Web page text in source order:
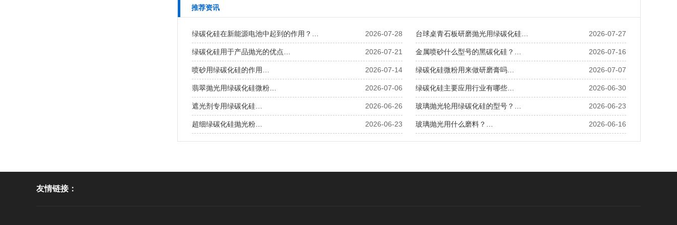
推荐资讯
2026-07-28
绿碳化硅在新能源电池中起到的作用？… 2026-07-27
台球桌青石板研磨抛光用绿碳化硅…
2026-07-21
绿碳化硅用于产品抛光的优点… 2026-07-16
金属喷砂什么型号的黑碳化硅？…
2026-07-14
喷砂用绿碳化硅的作用… 2026-07-07
绿碳化硅微粉用来做研磨膏吗…
2026-07-06
翡翠抛光用绿碳化硅微粉… 2026-06-30
绿碳化硅主要应用行业有哪些…
2026-06-26
遮光剂专用绿碳化硅… 2026-06-23
玻璃抛光轮用绿碳化硅的型号？…
2026-06-23
超细绿碳化硅抛光粉… 2026-06-16
玻璃抛光用什么磨料？…
友情链接：